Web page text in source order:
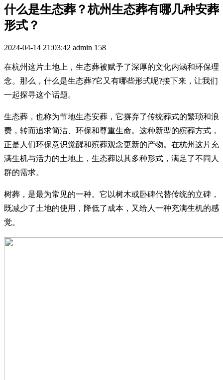
什么是生态葬？杭州生态葬有哪几种安葬
形式？
2024-04-14 21:03:42 admin 158
在杭州这片土地上，生态葬被赋予了深厚的文化内涵和环保理
念。那么，什么是生态葬?它又有哪些形式呢?接下来，让我们
一起探寻这个话题。
生态葬，也称为节地生态安葬，它摒弃了传统葬式的繁琐和浪
费，转而追求简洁、环保和尊重生命。这种新型的殡葬方式，
正是人们环保意识觉醒和殡葬观念更新的产物。在杭州这片充
满生机与活力的土地上，生态葬以其多种形式，满足了不同人
群的需求。
树葬，是最为常见的一种。它以树木或卧碑代替传统的立碑，
既减少了土地的使用，降低了成本，又给人一种充满生机的感
觉。